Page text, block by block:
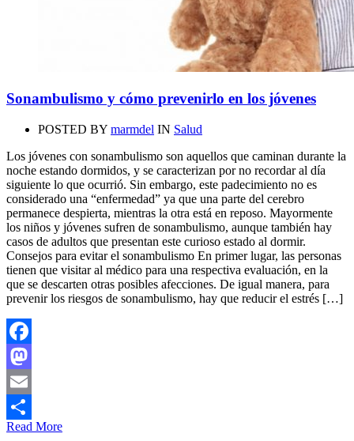
Sonambulismo y cómo prevenirlo en los jóvenes
POSTED BY marmdel IN Salud
Los jóvenes con sonambulismo son aquellos que caminan durante la
noche estando dormidos, y se caracterizan por no recordar al día
siguiente lo que ocurrió. Sin embargo, este padecimiento no es
considerado una “enfermedad” ya que una parte del cerebro
permanece despierta, mientras la otra está en reposo. Mayormente
los niños y jóvenes sufren de sonambulismo, aunque también hay
casos de adultos que presentan este curioso estado al dormir.
Consejos para evitar el sonambulismo En primer lugar, las personas
tienen que visitar al médico para una respectiva evaluación, en la
que se descarten otras posibles afecciones. De igual manera, para
prevenir los riesgos de sonambulismo, hay que reducir el estrés […]
Facebook
Mastodon
Email
Compartir
Read More